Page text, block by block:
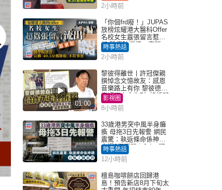
2小時前
「你個frd廢！」JUPAS
放榜炫耀港大醫科Offer
名校女生囂張留言惹眾
怒 醫學院澄清：宣稱
「40.5分獲錄取」不符事
實｜Juicy叮
時事熱話
2小時前
01:00
黎彼得離世丨許冠傑親
撰悼念文憶故友：感恩
音樂路上有你 黎彼德曾
直認唔夾合作7年終拆夥
影視圈
8小時前
33歲港男突中風半身癱
瘓 母拖3日先報警 網民
震驚：執返條命係神蹟
自爆2個惡習｜Juicy叮
時事熱話
12小時前
檀島咖啡餅店回歸港
島！預告新店8月下旬太